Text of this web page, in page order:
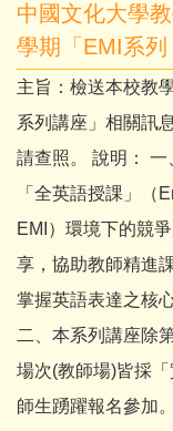
中國文化大學
學期「EMI系
主旨：檢送本校教
系列講座」相關訊
請查照。 說明：
「全英語授課」（
EMI）環境下的競
享，協助教師精進
掌握英語表達之核
二、本系列講座除
場次(教師場)皆採
師生踴躍報名參加